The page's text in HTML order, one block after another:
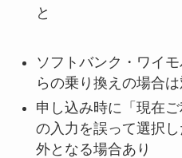
と
ソフトバンク・ワイ
らの乗り換えの場合
申し込み時に「現在
の入力を誤って選択
外となる場合あり